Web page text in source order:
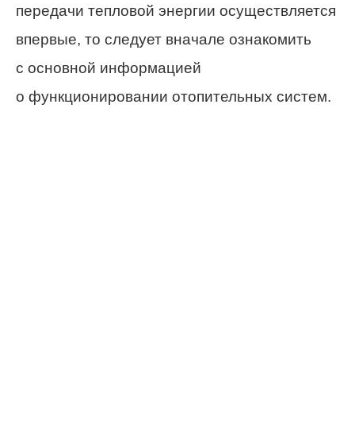
передачи тепловой энергии осуществляется
впервые, то следует вначале ознакомить
с основной информацией
о функционировании отопительных систем.